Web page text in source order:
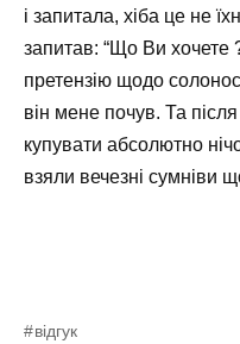
і запитала, хіба це не
запитав: “Що Ви хочете
претензію щодо
він мене почув. Та
купувати абсолютно
взяли вечезні сумніви
відгук